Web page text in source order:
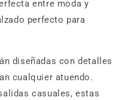
entre moda y
perfecto para
diseñadas con detalles
cualquier atuendo.
casuales, estas